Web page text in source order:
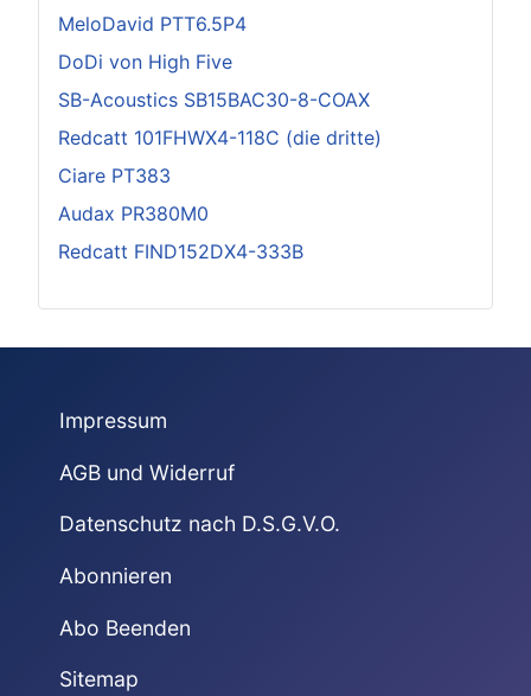
MeloDavid PTT6.5P4
DoDi von High Five
SB-Acoustics SB15BAC30-8-COAX
Redcatt 101FHWX4-118C (die dritte)
Ciare PT383
Audax PR380M0
Redcatt FIND152DX4-333B
Impressum
AGB und Widerruf
Datenschutz nach D.S.G.V.O.
Abonnieren
Abo Beenden
Sitemap